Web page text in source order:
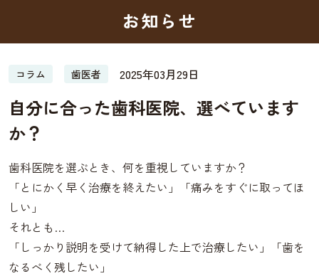
お知らせ
コラム 歯医者 2025年03月29日
自分に合った歯科医院、選べています
か？
歯科医院を選ぶとき、何を重視していますか？
「とにかく早く治療を終えたい」「痛みをすぐに取ってほ
しい」
それとも…
「しっかり説明を受けて納得した上で治療したい」「歯を
なるべく残したい」